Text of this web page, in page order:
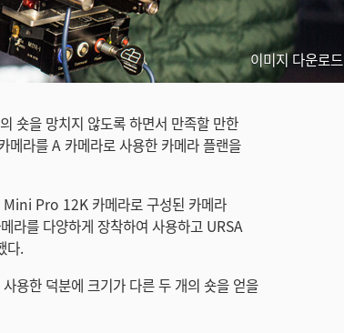
이미지 다운로드
숏을 망치지 않도록 하면서 만족할 만한
메라를 A 카메라로 사용한 카메라 플랜을
Pro 12K 카메라로 구성된 카메라
라를 다양하게 장착하여 사용하고 URSA
다.
한 덕분에 크기가 다른 두 개의 숏을 얻을